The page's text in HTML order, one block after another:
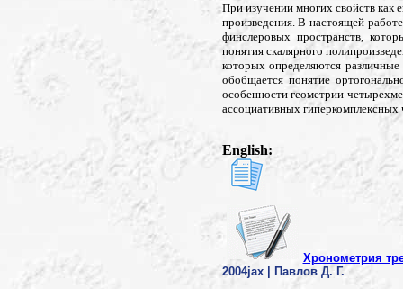
При изучении многих свойств как
произведения. В настоящей
финслеровых пространств,
понятия скалярного
которых определяются
обобщается понятие
особенности геометрии
ассоциативных гиперкомплексных
English:
Хронометрия
2004jax | Павлов Д. Г.